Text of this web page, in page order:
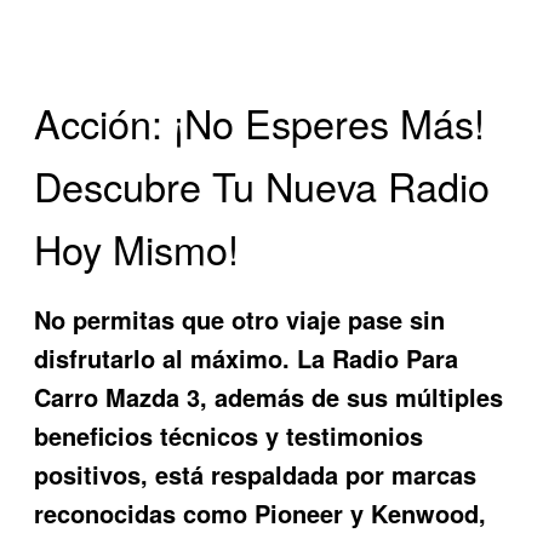
Acción: ¡No Esperes Más!
Descubre Tu Nueva Radio
Hoy Mismo!
No permitas que otro viaje pase sin
disfrutarlo al máximo. La Radio Para
Carro Mazda 3, además de sus múltiples
beneficios técnicos y testimonios
positivos, está respaldada por marcas
reconocidas como Pioneer y Kenwood,